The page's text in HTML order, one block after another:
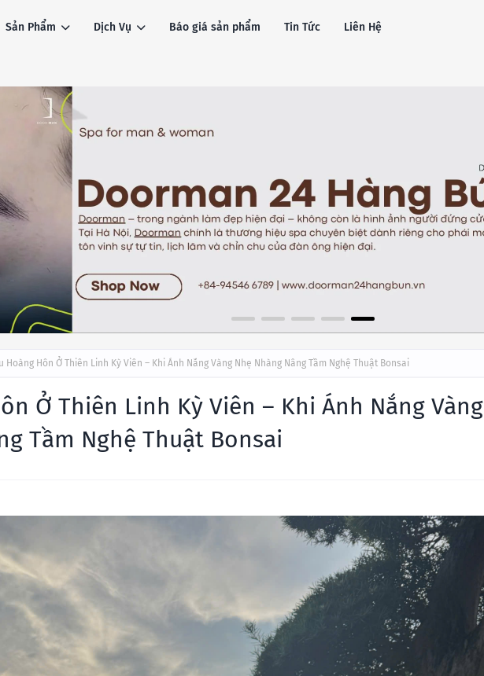
Sản Phẩm Dịch Vụ Báo giá sản phẩm Tin Tức Liên Hệ
Hoàng Hôn Ở Thiên Linh Kỳ Viên – Khi Ánh Nắng Vàng Nhẹ Nhàng Nâng Tầm Nghệ Thuật Bonsai
Ở Thiên Linh Kỳ Viên – Khi Ánh Nắng Vàng
Tầm Nghệ Thuật Bonsai